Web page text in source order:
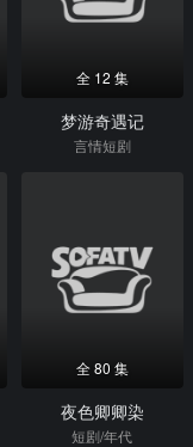
全 12 集
梦游奇遇记
言情短剧
全 80 集
夜色卿卿染
短剧/年代